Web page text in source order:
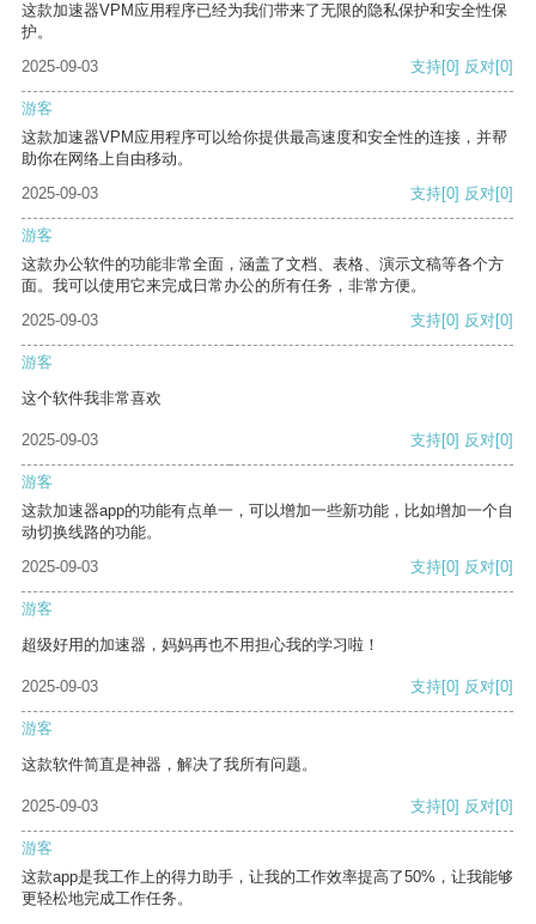
这款加速器VPM应用程序已经为我们带来了无限的隐私保护和安全性保
护。
2025-09-03
支持[0] 反对[0]
游客
这款加速器VPM应用程序可以给你提供最高速度和安全性的连接，并帮
助你在网络上自由移动。
2025-09-03
支持[0] 反对[0]
游客
这款办公软件的功能非常全面，涵盖了文档、表格、演示文稿等各个方
面。我可以使用它来完成日常办公的所有任务，非常方便。
2025-09-03
支持[0] 反对[0]
游客
这个软件我非常喜欢
2025-09-03 支持[0] 反对[0]
游客
这款加速器app的功能有点单一，可以增加一些新功能，比如增加一个自
动切换线路的功能。
2025-09-03
支持[0] 反对[0]
游客
超级好用的加速器，妈妈再也不用担心我的学习啦！
2025-09-03 支持[0] 反对[0]
游客
这款软件简直是神器，解决了我所有问题。
2025-09-03 支持[0] 反对[0]
游客
这款app是我工作上的得力助手，让我的工作效率提高了50%，让我能够
更轻松地完成工作任务。